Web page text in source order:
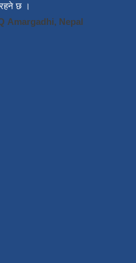
रहने छ ।
Amargadhi, Nepal